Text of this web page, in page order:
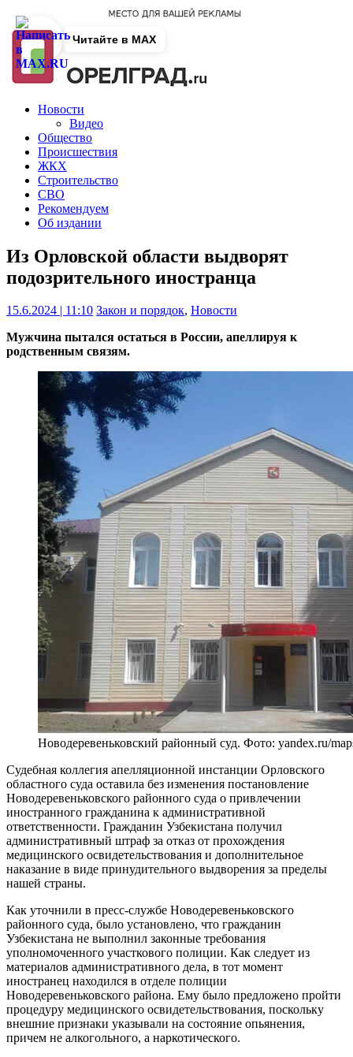
Новости
Видео
Общество
Происшествия
ЖКХ
Строительство
СВО
Рекомендуем
Об издании
Из Орловской области выдворят
подозрительного иностранца
15.6.2024 | 11:10 Закон и порядок, Новости
Мужчина пытался остаться в России, апеллируя к
родственным связям.
Новодеревеньковский районный суд. Фото: yandex.ru/
Судебная коллегия апелляционной инстанции Орловского
областного суда оставила без изменения постановление
Новодеревеньковского районного суда о привлечении
иностранного гражданина к административной
ответственности. Гражданин Узбекистана получил
административный штраф за отказ от прохождения
медицинского освидетельствования и дополнительное
наказание в виде принудительного выдворения за пределы
нашей страны.
Как уточнили в пресс-службе Новодеревеньковского
районного суда, было установлено, что гражданин
Узбекистана не выполнил законные требования
уполномоченного участкового полиции. Как следует из
материалов административного дела, в тот момент
иностранец находился в отделе полиции
Новодеревеньковского района. Ему было предложено пройти
процедуру медицинского освидетельствования, поскольку
внешние признаки указывали на состояние опьянения,
причем не алкогольного, а наркотического.
Читайте в MAX